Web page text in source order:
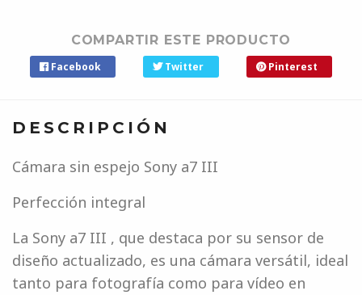
COMPARTIR ESTE PRODUCTO
Facebook Twitter Pinterest
DESCRIPCIÓN
Cámara sin espejo Sony a7 III
Perfección integral
La Sony a7 III , que destaca por su sensor de
diseño actualizado, es una cámara versátil, ideal
tanto para fotografía como para vídeo en